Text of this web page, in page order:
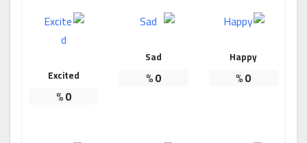
Happy
0
%
Sad
0
%
Excited
0
%